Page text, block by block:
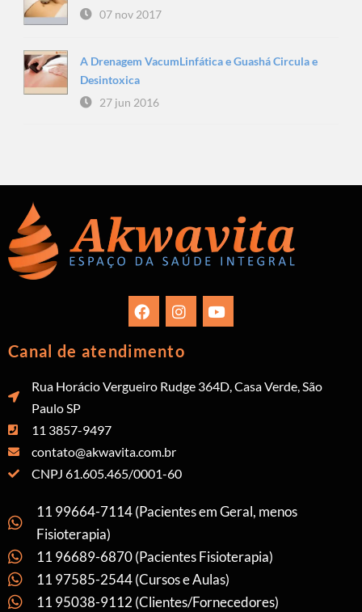
07 nov 2017
A Drenagem VacumLinfática e Guashá Circula e
Desintoxica
27 jun 2016
Canal de atendimento
Rua Horácio Vergueiro Rudge 364D, Casa Verde, São
Paulo SP
11 3857-9497
contato@akwavita.com.br
CNPJ 61.605.465/0001-60
11 99664-7114 (Pacientes em Geral, menos
Fisioterapia)
11 96689-6870 (Pacientes Fisioterapia)
11 97585-2544 (Cursos e Aulas)
11 95038-9112 (Clientes/Fornecedores)